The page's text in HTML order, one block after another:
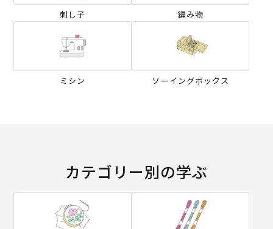
刺し子 編み物
ミシン ソーイングボックス
カテゴリー別の学ぶ